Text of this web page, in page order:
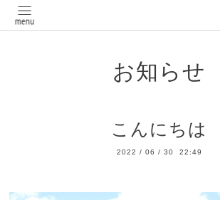
お知らせ
こんにちは
2022 / 06 / 30 22:49